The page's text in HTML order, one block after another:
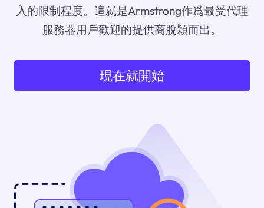
入的限制程度。這就是Armstrong作爲最受代理
服務器用戶歡迎的提供商脫穎而出。
現在就開始